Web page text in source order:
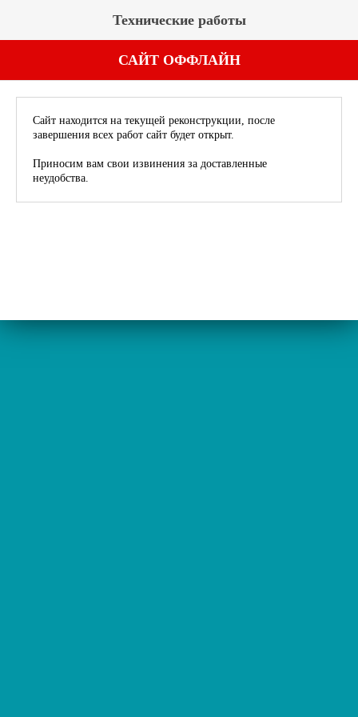
Технические работы
САЙТ ОФФЛАЙН
Сайт находится на текущей реконструкции, после
завершения всех работ сайт будет открыт.
Приносим вам свои извинения за доставленные
неудобства.